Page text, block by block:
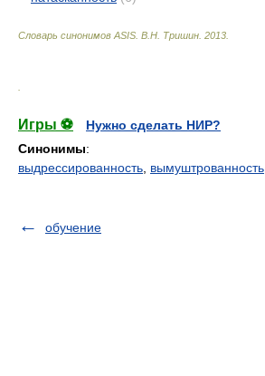
Словарь синонимов ASIS. В.Н. Тришин 2013
Игры ⚽
Нужно сделать НИР?
Синонимы:
выдрессированность вымуштрованность
обучение